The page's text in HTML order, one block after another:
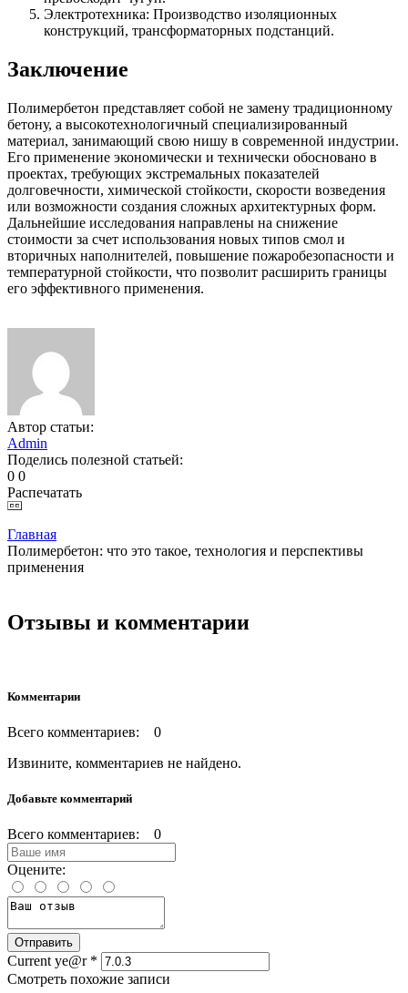
Электротехника: Производство изоляционных
конструкций, трансформаторных подстанций.
Заключение
Полимербетон представляет собой не замену традиционному
бетону, а высокотехнологичный специализированный
материал, занимающий свою нишу в современной индустрии.
Его применение экономически и технически обосновано в
проектах, требующих экстремальных показателей
долговечности, химической стойкости, скорости возведения
или возможности создания сложных архитектурных форм.
Дальнейшие исследования направлены на снижение
стоимости за счет использования новых типов смол и
вторичных наполнителей, повышение пожаробезопасности и
температурной стойкости, что позволит расширить границы
его эффективного применения.
Автор статьи:
Admin
Поделись полезной статьей:
0 0
Распечатать
Главная
Полимербетон: что это такое, технология и перспективы
применения
Отзывы и комментарии
Комментарии
Всего комментариев: 0
Извините, комментариев не найдено.
Добавьте комментарий
Всего комментариев: 0
Оцените:
Current ye@r *
Смотреть похожие записи